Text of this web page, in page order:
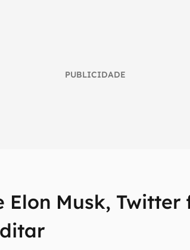
PUBLICIDADE
Elon Musk,
do mundo tech!
e receba notícias e reviews sobre